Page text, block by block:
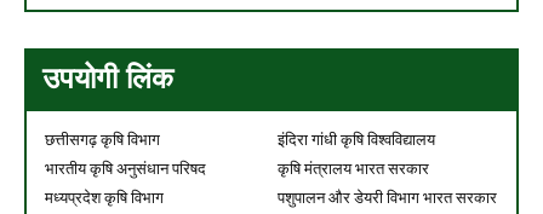
उपयोगी लिंक
छत्तीसगढ़ कृषि विभाग
इंदिरा गांधी कृषि विश्वविद्यालय
भारतीय कृषि अनुसंधान परिषद
कृषि मंत्रालय भारत सरकार
मध्यप्रदेश कृषि विभाग
पशुपालन और डेयरी विभाग भारत सरकार